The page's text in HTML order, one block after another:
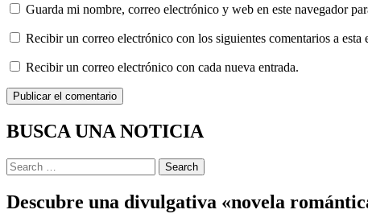
Guarda mi nombre, correo electrónico y web en este navegador
Recibir un correo electrónico con los siguientes comentarios a esta
Recibir un correo electrónico con cada nueva entrada.
BUSCA UNA NOTICIA
Search
Descubre una divulgativa «novela